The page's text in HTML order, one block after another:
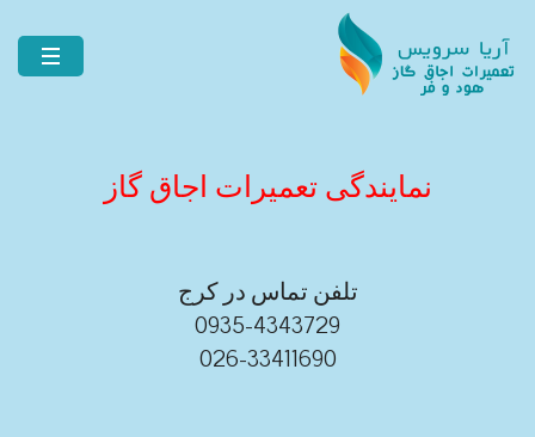
نمایندگی تعمیرات اجاق گاز
تلفن تماس در کرج
0935-4343729
026-33411690